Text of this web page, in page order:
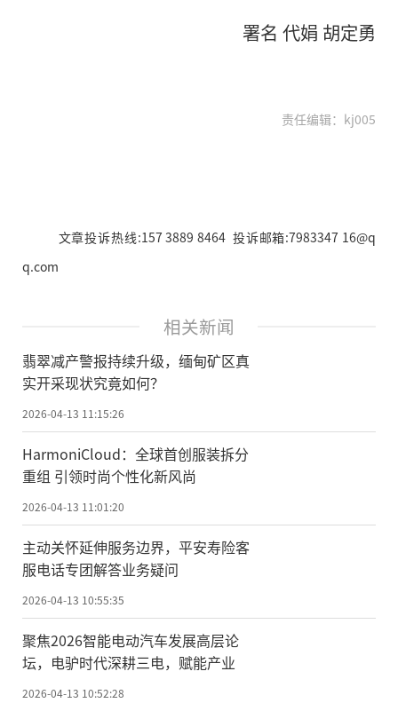
署名 代娟 胡定勇
责任编辑：kj005
文章投诉热线:157 3889 8464 投诉邮箱:7983347 16@q
q.com
相关新闻
翡翠减产警报持续升级，缅甸矿区真
实开采现状究竟如何？
2026-04-13 11:15:26
HarmoniCloud：全球首创服装拆分
重组 引领时尚个性化新风尚
2026-04-13 11:01:20
主动关怀延伸服务边界，平安寿险客
服电话专团解答业务疑问
2026-04-13 10:55:35
聚焦2026智能电动汽车发展高层论
坛，电驴时代深耕三电，赋能产业
2026-04-13 10:52:28